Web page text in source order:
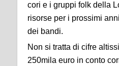
cori e i gruppi folk della
risorse per i prossimi
dei bandi.
Non si tratta di cifre
250mila euro in conto